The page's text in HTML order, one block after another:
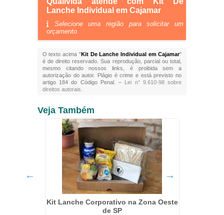
Lanche Individual em Cajamar
Selecione uma região para solicitar um
orçamento
O texto acima "Kit De Lanche Individual em Cajamar"
é de direito reservado. Sua reprodução, parcial ou total,
mesmo citando nossos links, é proibida sem a
autorização do autor. Plágio é crime e está previsto no
artigo 184 do Código Penal. – Lei n° 9.610-98 sobre
direitos autorais
Veja Também
Kit Lanche Corporativo na Zona Oeste
de SP